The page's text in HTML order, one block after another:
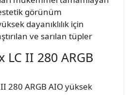
görünüm
dayanıklılık için
ve sarılan tüpler
LC II 280 ARGB
280 ARGB AIO yüksek